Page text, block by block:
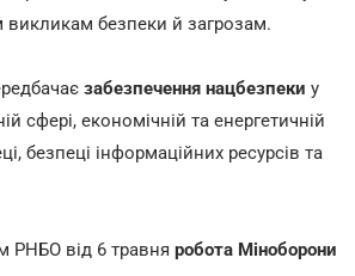
викликам безпеки й загрозам.
забезпечення нацбезпеки у
сфері, економічній та енергетичній
безпеці інформаційних ресурсів та
РНБО від 6 травня робота Міноборони